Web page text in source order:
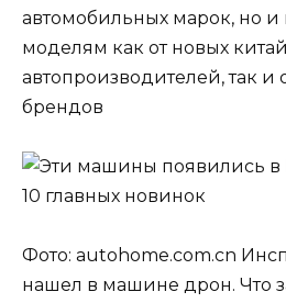
автомобильных марок, но
моделям как от новых
автопроизводителей, так и
брендов
Фото: autohome.com.cn
нашел в машине дрон. Что